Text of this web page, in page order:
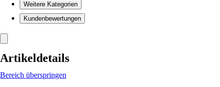
Weitere Kategorien
Kundenbewertungen
Artikeldetails
Bereich überspringen